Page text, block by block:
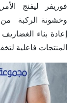
فوريفر ليفنج
إعادة بناء
المنتجات فاعلية